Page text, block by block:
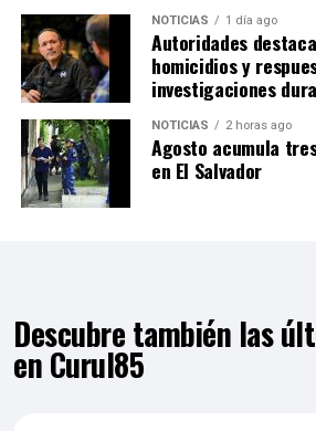
NOTICIAS 1 día ago
Autoridades
homicidios y
investigaciones
NOTICIAS 2 horas ago
Agosto acumula
en El Salvador
Descubre también las
en Curul85